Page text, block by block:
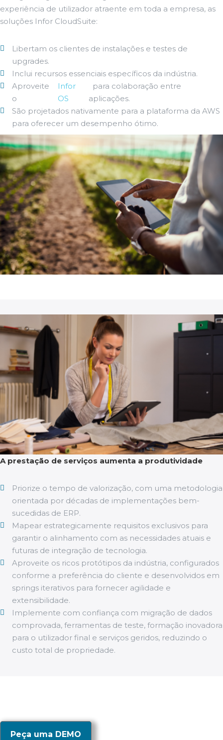
experiência de utilizador atraente em toda a empresa, as
soluções Infor CloudSuite:
Libertam os clientes de instalações e testes de
upgrades.
Inclui recursos essenciais específicos da indústria.
Aproveite
o
Infor
OS
para colaboração entre
aplicações.
São projetados nativamente para a plataforma da AWS
para oferecer um desempenho ótimo.
A prestação de serviços aumenta a produtividade
Priorize o tempo de valorização, com uma metodologia
orientada por décadas de implementações bem-
sucedidas de ERP.
Mapear estrategicamente requisitos exclusivos para
garantir o alinhamento com as necessidades atuais e
futuras de integração de tecnologia.
Aproveite os ricos protótipos da indústria, configurados
conforme a preferência do cliente e desenvolvidos em
springs iterativos para fornecer agilidade e
extensibilidade.
Implemente com confiança com migração de dados
comprovada, ferramentas de teste, formação inovadora
para o utilizador final e serviços geridos, reduzindo o
custo total de propriedade.
Peça uma DEMO